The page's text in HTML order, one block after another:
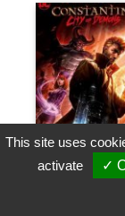
This site uses
activate